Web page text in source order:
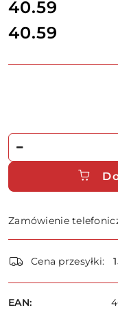
cena:
40.59
Cena:
40.59
Ilość
Zamówienie
i
dostawa
Cena przesyłki:
EAN: